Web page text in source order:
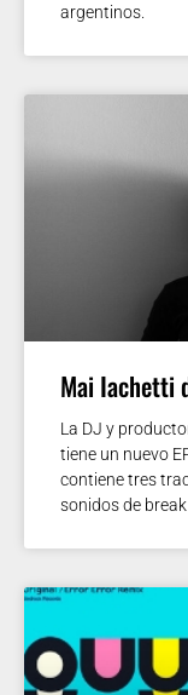
argentinos.
Mai Iachetti
La DJ y
tiene un nuevo
contiene tres
sonidos de